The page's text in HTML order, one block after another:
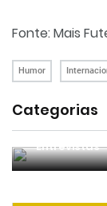
Fonte: Mais
Humor
Categorias
Entrevistas